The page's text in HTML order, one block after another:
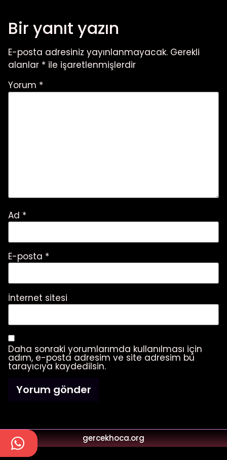
Bir yanıt yazın
E-posta adresiniz yayınlanmayacak. Gerekli
alanlar * ile işaretlenmişlerdir
Yorum *
Ad *
E-posta *
İnternet sitesi
Daha sonraki yorumlarımda kullanılması için
adım, e-posta adresim ve site adresim bu
tarayıcıya kaydedilsin.
gercekhoca.org